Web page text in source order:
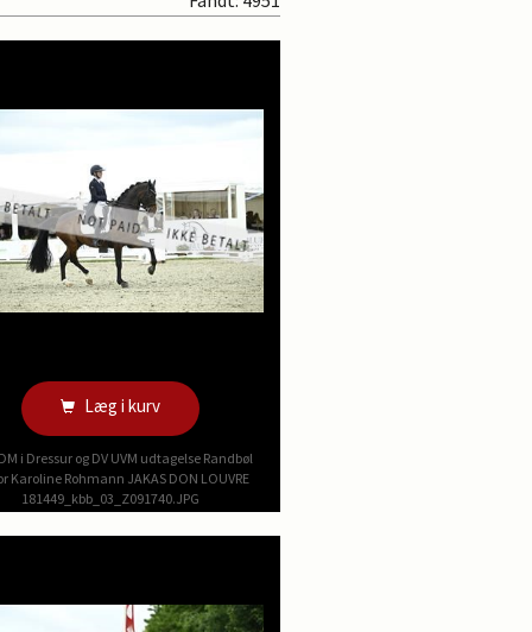
Læg i kurv
i Dressur og DV UVM udtagelse Randbøl
Karoline Rohmann JAKAS DON LOUVRE
181449_kbb_03_Z091740.JPG